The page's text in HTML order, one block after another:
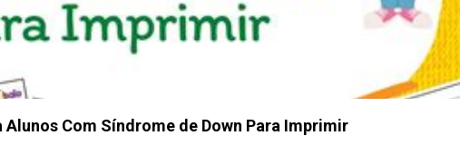
Alunos Com Síndrome de Down Para Imprimir